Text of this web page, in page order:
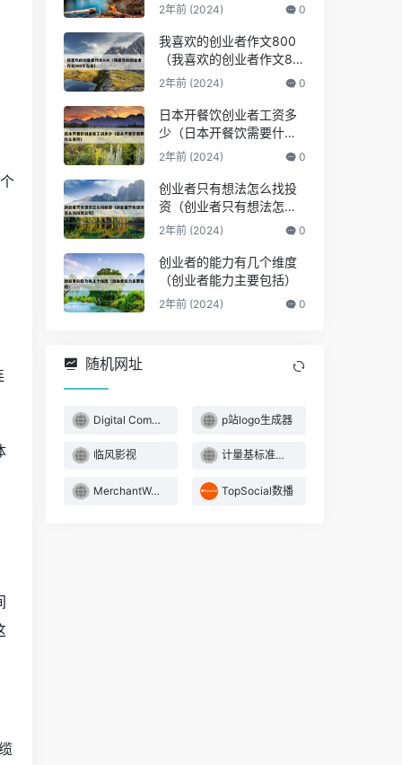
2年前 (2024) 0
我喜欢的创业者作文800
（我喜欢的创业者作文80
0字左右）
2年前 (2024) 0
日本开餐饮创业者工资多
少（日本开餐饮需要什么
条件）
2年前 (2024) 0
创业者只有想法怎么找投
资（创业者只有想法怎么
找投资公司）
2年前 (2024) 0
创业者的能力有几个维度
（创业者能力主要包括）
2年前 (2024) 0
随机网址
Digital Commons p站logo生成器
临风影视 计量基标准资源共享
MerchantWords TopSocial数播